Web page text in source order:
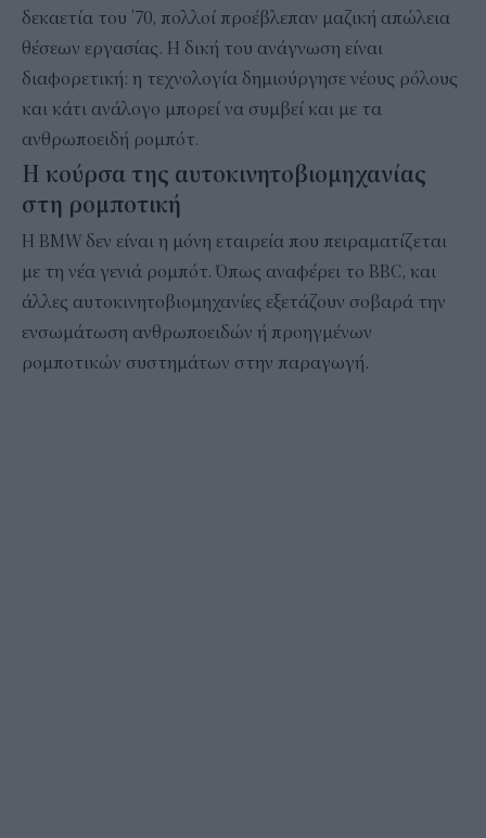
δεκαετία του ’70, πολλοί προέβλεπαν μαζική απώλεια
θέσεων εργασίας. Η δική του ανάγνωση είναι
διαφορετική: η τεχνολογία δημιούργησε νέους ρόλους
και κάτι ανάλογο μπορεί να συμβεί και με τα
ανθρωποειδή ρομπότ.
Η κούρσα της αυτοκινητοβιομηχανίας
στη ρομποτική
Η BMW δεν είναι η μόνη εταιρεία που πειραματίζεται
με τη νέα γενιά ρομπότ. Όπως αναφέρει το BBC, και
άλλες αυτοκινητοβιομηχανίες εξετάζουν σοβαρά την
ενσωμάτωση ανθρωποειδών ή προηγμένων
ρομποτικών συστημάτων στην παραγωγή.